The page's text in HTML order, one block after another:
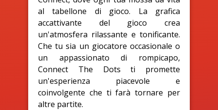
al tabellone di gioco. La grafica
accattivante del gioco crea
un'atmosfera rilassante e tonificante.
Che tu sia un giocatore occasionale o
un appassionato di rompicapo,
Connect The Dots ti promette
un'esperienza piacevole e
coinvolgente che ti farà tornare per
altre partite.